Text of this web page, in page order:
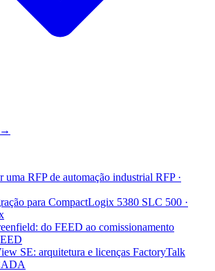
→
uma RFP de automação industrial RFP ·
para CompactLogix 5380 SLC 500 ·
do FEED ao comissionamento
SE: arquitetura e licenças FactoryTalk